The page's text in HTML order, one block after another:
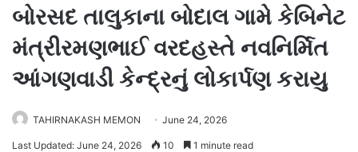
બોરસદ તાલુકાના બોદાલ ગામે કેબિનેટ
મંત્રીરમણભાઈ વરદહસ્તે નવનિર્મિત
આંગણવાડી કેન્દ્રનું લોકાર્પણ કરાયુ
TAHIRNAKASH MEMON June 24, 2026
Last Updated: June 24, 2026 10 1 minute read